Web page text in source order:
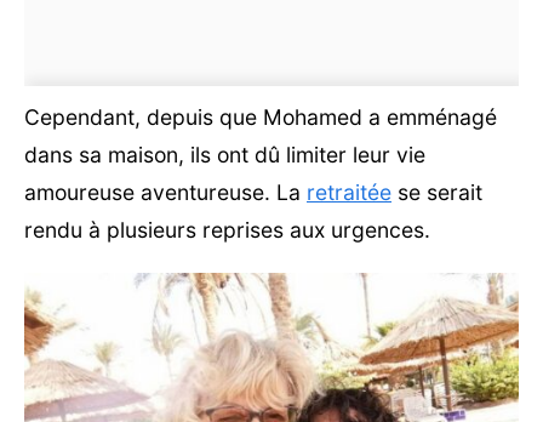
Cependant, depuis que Mohamed a emménagé
dans sa maison, ils ont dû limiter leur vie
amoureuse aventureuse. La retraitée se serait
rendu à plusieurs reprises aux urgences.